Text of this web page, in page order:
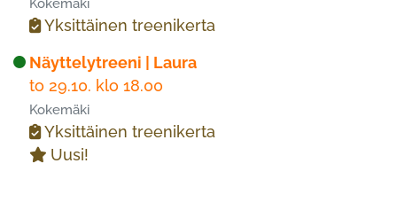
Kokemäki
Yksittäinen treenikerta
Näyttelytreeni | Laura
to 29.10. klo 18.00
Kokemäki
Yksittäinen treenikerta
Uusi!